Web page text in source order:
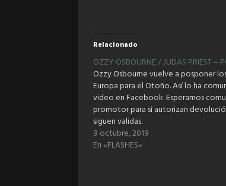
Relacionado
OZZY OSBOURNE / JUDAS PRIEST –
Ozzy Osbourne vuelve a posponer
Europa para el Otoño. Así lo ha
video en Facebook. Esperamos
promotor para si autorizan
siguen validas.
9 octubre, 2019
En «FLASHES»